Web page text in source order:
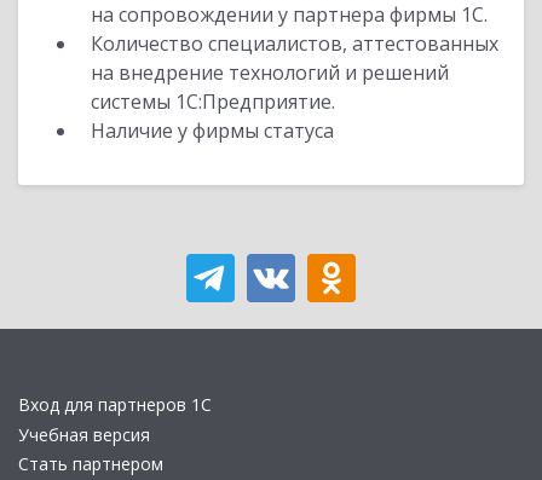
на сопровождении у партнера фирмы 1С.
Количество специалистов, аттестованных
на внедрение технологий и решений
системы 1С:Предприятие.
Наличие у фирмы статуса
Вход для партнеров 1С
Учебная версия
Стать партнером